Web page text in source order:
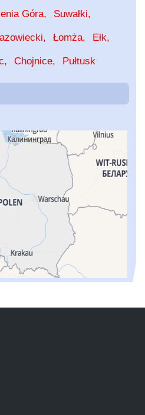
Góra Suwałki
Łomża Ełk
Chojnice Pułtusk